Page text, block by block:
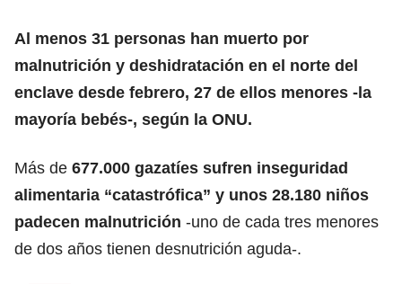
Al menos 31 personas han muerto por
malnutrición y deshidratación en el norte del
enclave desde febrero, 27 de ellos menores -la
mayoría bebés-, según la ONU.
Más de 677.000 gazatíes sufren inseguridad
alimentaria “catastrófica” y unos 28.180 niños
padecen malnutrición -uno de cada tres menores
de dos años tienen desnutrición aguda-.